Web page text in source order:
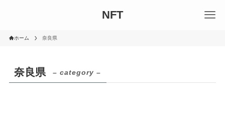
NFT
ホーム 奈良県
奈良県 – category –